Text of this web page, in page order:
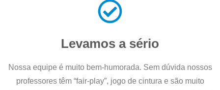
Levamos a sério
Nossa equipe é muito bem-humorada. Sem dúvida nossos
professores têm “fair-play”, jogo de cintura e são muito